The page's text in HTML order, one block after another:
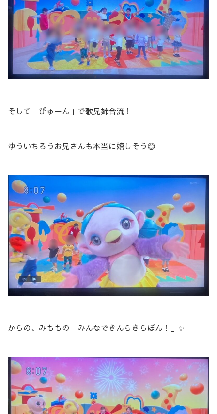
そして「びゅーん」で歌兄姉合流！
ゆういちろうお兄さんも本当に嬉しそう😊
からの、みももの「みんなできんらきらぽん！」✨